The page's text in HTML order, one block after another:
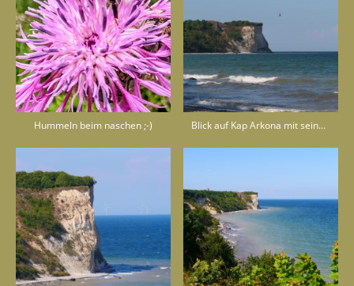
Hummeln beim naschen ;-) Blick auf Kap Arkona mit seinen Kreidefelsen